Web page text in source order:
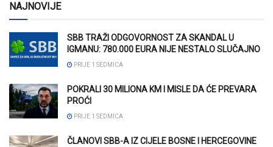
NAJNOVIJE
SBB TRAŽI ODGOVORNOST ZA SKANDAL U
IGMANU: 780.000 EURA NIJE NESTALO SLUČAJNO
PRIJE 1 SEDMICA
POKRALI 30 MILIONA KM I MISLE DA ĆE PREVARA
PROĆI
PRIJE 1 SEDMICA
ČLANOVI SBB-A IZ CIJELE BOSNE I HERCEGOVINE